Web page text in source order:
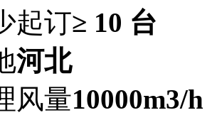
起订≥ 10 台
河北
风量10000m3/h